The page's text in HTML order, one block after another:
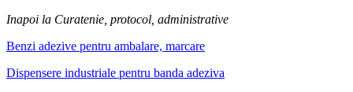
Inapoi la Curatenie, protocol, administrative
Benzi adezive pentru ambalare, marcare
Dispensere industriale pentru banda adeziva